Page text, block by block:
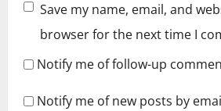
Save my name, email, and
browser for the next time I
Notify me of follow-up
Notify me of new posts by